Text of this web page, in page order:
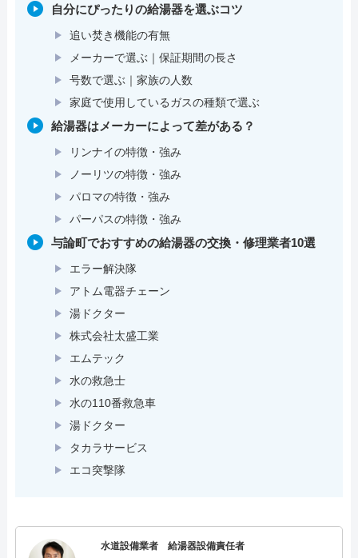
自分にぴったりの給湯器を選ぶコツ
追い焚き機能の有無
メーカーで選ぶ｜保証期間の長さ
号数で選ぶ｜家族の人数
家庭で使用しているガスの種類で選ぶ
給湯器はメーカーによって差がある？
リンナイの特徴・強み
ノーリツの特徴・強み
パロマの特徴・強み
パーパスの特徴・強み
与論町でおすすめの給湯器の交換・修理業者10選
エラー解決隊
アトム電器チェーン
湯ドクター
株式会社太盛工業
エムテック
水の救急士
水の110番救急車
湯ドクター
タカラサービス
エコ突撃隊
水道設備業者 給湯器設備責任者